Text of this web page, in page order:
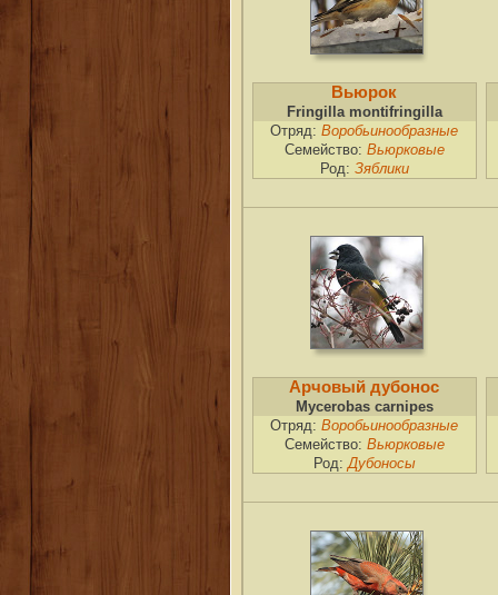
Вьюрок
Fringilla montifringilla
Отряд:Воробьинообразные
Семейство: Вьюрковые
Род: Зяблики
Арчовый дубонос
Mycerobas carnipes
Отряд:Воробьинообразные
Семейство: Вьюрковые
Род: Дубоносы